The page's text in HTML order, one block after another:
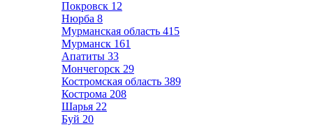
Покровск 12
Нюрба 8
Мурманская область 415
Мурманск 161
Апатиты 33
Мончегорск 29
Костромская область 389
Кострома 208
Шарья 22
Буй 20